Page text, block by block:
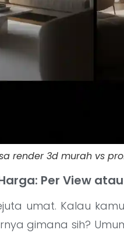
render 3d murah vs
Per View
umat. Kalau
gimana sih?